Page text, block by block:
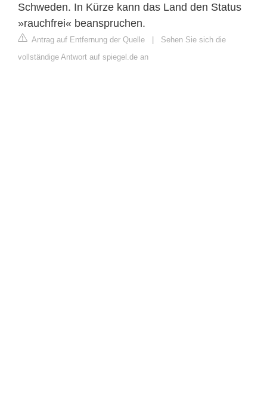
Schweden. In Kürze kann das Land den Status
»rauchfrei« beanspruchen.
Antrag auf Entfernung der Quelle | Sehen Sie sich die
vollständige Antwort auf spiegel.de an